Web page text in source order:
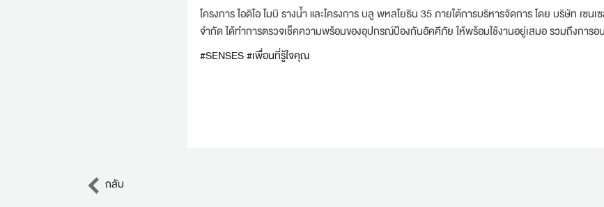
โครงการ ไอดิโอ โมบิ รางน้ำ และโครงการ บลู พหลโยธิน 35 ภายใต้การบริหารจัดการ โดย บริษัท เซน
จำกัด ได้ทำการตรวจเช็คความพร้อมของอุปกรณ์ป้องกันอัคคีภัย ให้พร้อมใช้งานอยู่เสมอ รวมถึงการ
#SENSES#เพื่อนที่รู้ใจคุณ
กลับ